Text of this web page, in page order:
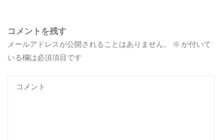
コメントを残す
メールアドレスが公開されることはありません。 ※ が付いて
いる欄は必須項目です